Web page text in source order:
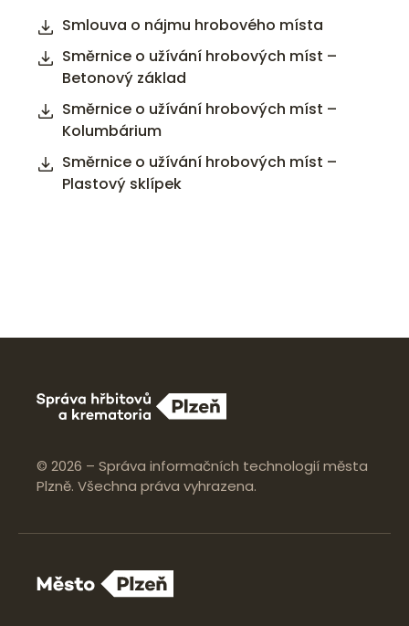
Smlouva o nájmu hrobového místa
Směrnice o užívání hrobových míst –
Betonový základ
Směrnice o užívání hrobových míst –
Kolumbárium
Směrnice o užívání hrobových míst –
Plastový sklípek
© 2026 – Správa informačních technologií města
Plzně. Všechna práva vyhrazena.